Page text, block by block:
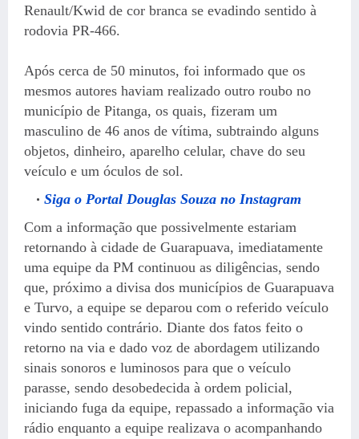
Renault/Kwid de cor branca se evadindo sentido à
rodovia PR-466.
Após cerca de 50 minutos, foi informado que os
mesmos autores haviam realizado outro roubo no
município de Pitanga, os quais, fizeram um
masculino de 46 anos de vítima, subtraindo alguns
objetos, dinheiro, aparelho celular, chave do seu
veículo e um óculos de sol.
Siga o Portal Douglas Souza no Instagram
Com a informação que possivelmente estariam
retornando à cidade de Guarapuava, imediatamente
uma equipe da PM continuou as diligências, sendo
que, próximo a divisa dos municípios de Guarapuava
e Turvo, a equipe se deparou com o referido veículo
vindo sentido contrário. Diante dos fatos feito o
retorno na via e dado voz de abordagem utilizando
sinais sonoros e luminosos para que o veículo
parasse, sendo desobedecida à ordem policial,
iniciando fuga da equipe, repassado a informação via
rádio enquanto a equipe realizava o acompanhando